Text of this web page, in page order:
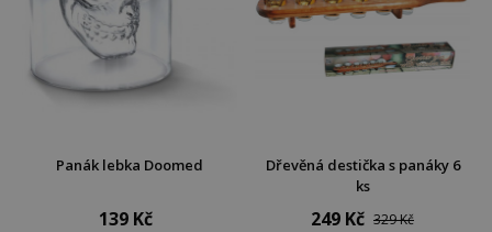
Panák lebka Doomed
139 Kč
Dřevěná destička s panáky 6
ks
249 Kč 329 Kč